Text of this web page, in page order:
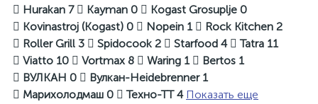
Hurakan 7 Kayman 0 Kogast Grosuplje 0
Kovinastroj (Kogast) 0 Nopein 1 Rock Kitchen 2
Roller Grill 3 Spidocook 2 Starfood 4 Tatra 11
Viatto 10 Vortmax 8 Waring 1 Вertos 1
ВУЛКАН 0 Вулкан-Heidebrenner 1
Марихолодмаш 0 Техно-ТТ4 Показать еще